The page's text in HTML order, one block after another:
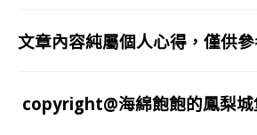
文章內容純屬個人心得，僅供參
copyright@海綿飽飽的鳳梨城